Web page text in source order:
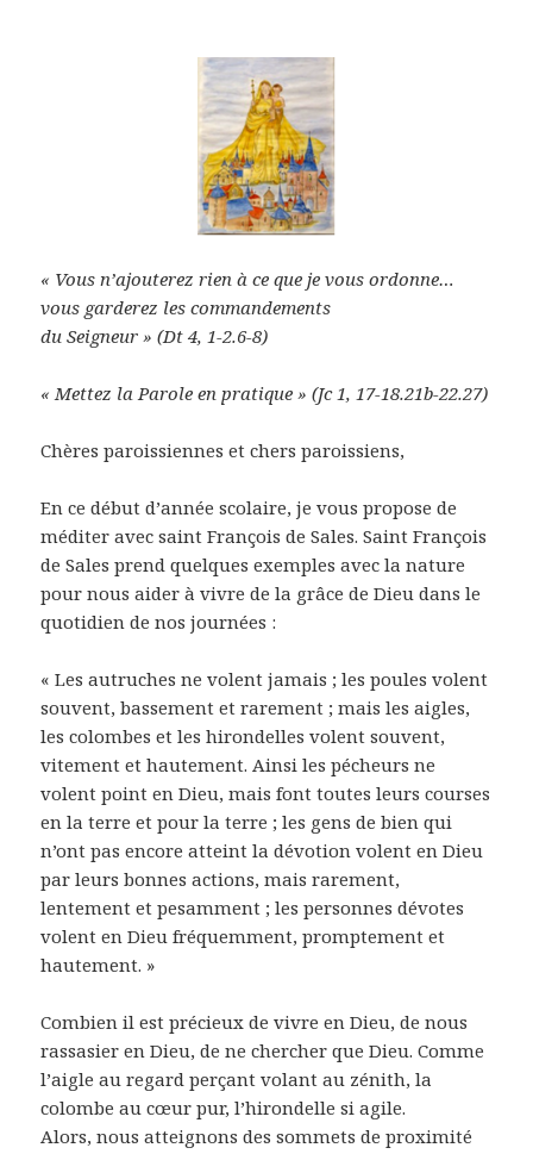
« Vous n’ajouterez rien à ce que je vous ordonne…
vous garderez les commandements
du Seigneur » (Dt 4, 1-2.6-8)
« Mettez la Parole en pratique » (Jc 1, 17-18.21b-22.27)
Chères paroissiennes et chers paroissiens,
En ce début d’année scolaire, je vous propose de
méditer avec saint François de Sales. Saint François
de Sales prend quelques exemples avec la nature
pour nous aider à vivre de la grâce de Dieu dans le
quotidien de nos journées :
« Les autruches ne volent jamais ; les poules volent
souvent, bassement et rarement ; mais les aigles,
les colombes et les hirondelles volent souvent,
vitement et hautement. Ainsi les pécheurs ne
volent point en Dieu, mais font toutes leurs courses
en la terre et pour la terre ; les gens de bien qui
n’ont pas encore atteint la dévotion volent en Dieu
par leurs bonnes actions, mais rarement,
lentement et pesamment ; les personnes dévotes
volent en Dieu fréquemment, promptement et
hautement. »
Combien il est précieux de vivre en Dieu, de nous
rassasier en Dieu, de ne chercher que Dieu. Comme
l’aigle au regard perçant volant au zénith, la
colombe au cœur pur, l’hirondelle si agile.
Alors, nous atteignons des sommets de proximité